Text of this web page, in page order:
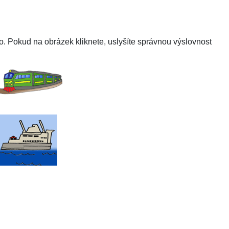
Pokud na obrázek kliknete, uslyšíte správnou výslovnost